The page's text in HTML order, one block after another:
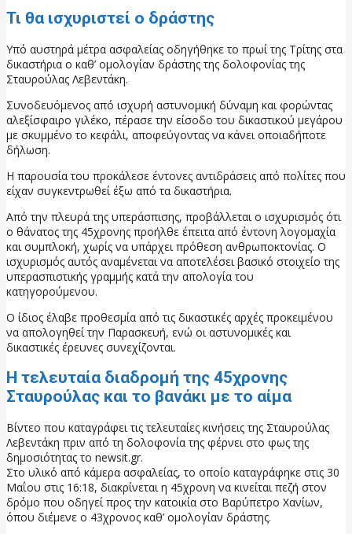
Τι θα ισχυριστεί ο δράστης
Υπό αυστηρά μέτρα ασφαλείας οδηγήθηκε το πρωί της Τρίτης στα
δικαστήρια ο καθ’ ομολογίαν δράστης της δολοφονίας της
Σταυρούλας Λεβεντάκη.
Συνοδευόμενος από ισχυρή αστυνομική δύναμη και φορώντας
αλεξίσφαιρο γιλέκο, πέρασε την είσοδο του δικαστικού μεγάρου
με σκυμμένο το κεφάλι, αποφεύγοντας να κάνει οποιαδήποτε
δήλωση.
Η παρουσία του προκάλεσε έντονες αντιδράσεις από πολίτες που
είχαν συγκεντρωθεί έξω από τα δικαστήρια.
Από την πλευρά της υπεράσπισης, προβάλλεται ο ισχυρισμός ότι
ο θάνατος της 45χρονης προήλθε έπειτα από έντονη λογομαχία
και συμπλοκή, χωρίς να υπάρχει πρόθεση ανθρωποκτονίας. Ο
ισχυρισμός αυτός αναμένεται να αποτελέσει βασικό στοιχείο της
υπερασπιστικής γραμμής κατά την απολογία του
κατηγορούμενου.
Ο ίδιος έλαβε προθεσμία από τις δικαστικές αρχές προκειμένου
να απολογηθεί την Παρασκευή, ενώ οι αστυνομικές και
δικαστικές έρευνες συνεχίζονται.
Η τελευταία διαδρομή της 45χρονης
Σταυρούλας και το βανάκι με το αίμα
Βίντεο που καταγράφει τις τελευταίες κινήσεις της Σταυρούλας
Λεβεντάκη πριν από τη δολοφονία της φέρνει στο φως της
δημοσιότητας το newsit.gr.
Στο υλικό από κάμερα ασφαλείας, το οποίο καταγράφηκε στις 30
Μαΐου στις 16:18, διακρίνεται η 45χρονη να κινείται πεζή στον
δρόμο που οδηγεί προς την κατοικία στο Βαρύπετρο Χανίων,
όπου διέμενε ο 43χρονος καθ’ ομολογίαν δράστης.